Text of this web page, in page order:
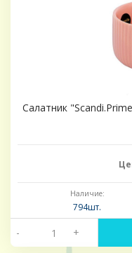
Салатник
Наличие:
794шт.
- +